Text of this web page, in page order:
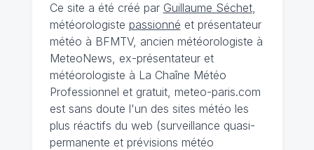
Ce site a été créé par Guillaume Séchet,
météorologiste passionné et présentateur
météo à BFMTV, ancien météorologiste à
MeteoNews, ex-présentateur et
météorologiste à La Chaîne Météo
Professionnel et gratuit, meteo-paris.com
est sans doute l'un des sites météo les
plus réactifs du web (surveillance quasi-
permanente et prévisions météo